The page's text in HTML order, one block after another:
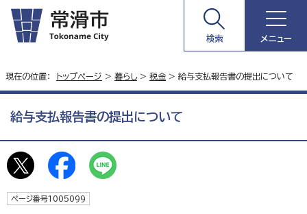
検索 メニュー
現在の位置： トップページ > 暮らし> 税金 > 給与支払報告書の提出について
給与支払報告書の提出について
ページ番号1005099